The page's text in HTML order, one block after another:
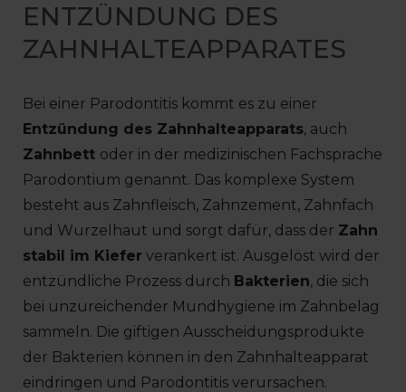
ENTZÜNDUNG DES
ZAHNHALTEAPPARATES
Bei einer Parodontitis kommt es zu einer
Entzündung des Zahnhalteapparats, auch
Zahnbett oder in der medizinischen Fachsprache
Parodontium genannt. Das komplexe System
besteht aus Zahnfleisch, Zahnzement, Zahnfach
und Wurzelhaut und sorgt dafür, dass der Zahn
stabil im Kiefer verankert ist. Ausgelöst wird der
entzündliche Prozess durch Bakterien, die sich
bei unzureichender Mundhygiene im Zahnbelag
sammeln. Die giftigen Ausscheidungsprodukte
der Bakterien können in den Zahnhalteapparat
eindringen und Parodontitis verursachen.